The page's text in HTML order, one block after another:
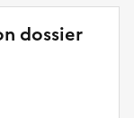
dossier